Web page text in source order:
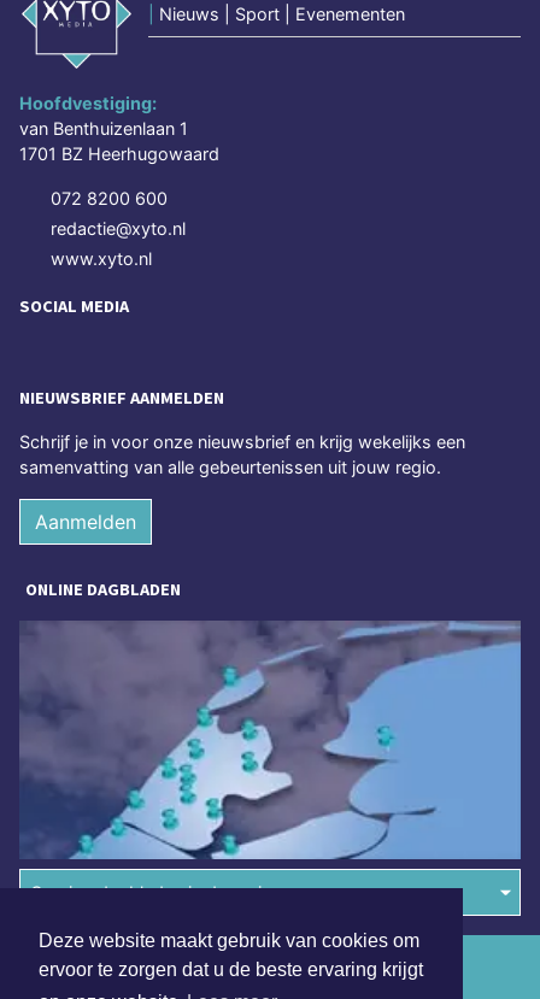
Deze website maakt gebruik van cookies om
ervoor te zorgen dat u de beste ervaring krijgt
Nieuws | Sport | Evenementen
Hoofdvestiging:
van Benthuizenlaan 1
1701 BZ Heerhugowaard
072 8200 600
redactie@xyto.nl
www.xyto.nl
SOCIAL MEDIA
NIEUWSBRIEF AANMELDEN
Schrijf je in voor onze nieuwsbrief en krijg wekelijks een
samenvatting van alle gebeurtenissen uit jouw regio.
Aanmelden
ONLINE DAGBLADEN
Overige dagbladen in de regio
Algemene voorwaarden